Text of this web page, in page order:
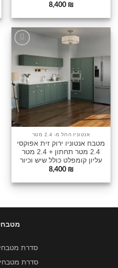
8,400 ₪
שלי
אנטוניו החל מ- 2.4 מטר
מטבח אנטוניו ירוק זית אפוקסי
2.4 מטר תחתון + 2.4 מטר
עליון קומפלט כולל שיש וכיור
8,400 ₪
סדרת
סדרת